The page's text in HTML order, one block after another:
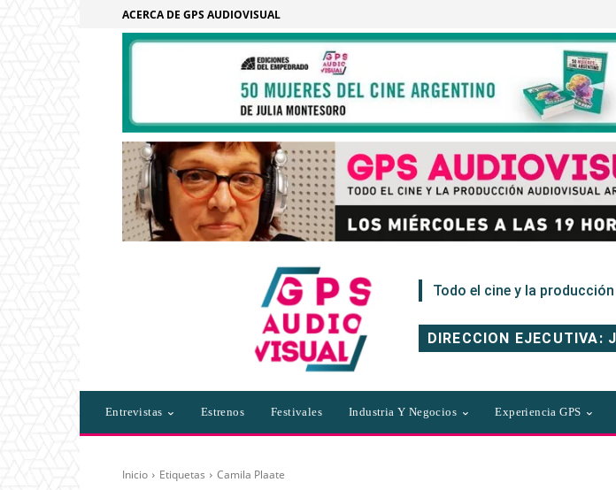
ACERCA DE GPS AUDIOVISUAL
Todo el cine y la
DIRECCION EJECUTIVA:
Entrevistas Estrenos Festivales Industria Y Negocios Experiencia GPS
Inicio Etiquetas Camila Plaate